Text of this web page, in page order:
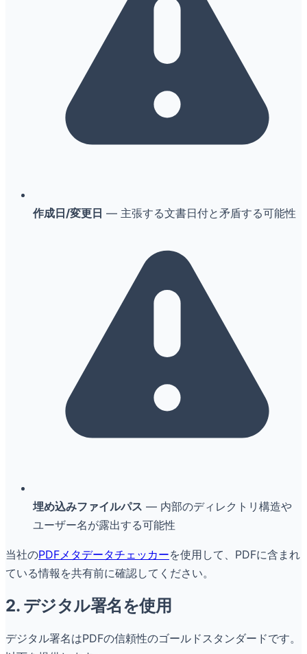
作成日/変更日 — 主張する文書日付と矛盾する可能性
埋め込みファイルパス — 内部のディレクトリ構造や
ユーザー名が露出する可能性
当社のPDFメタデータチェッカーを使用して、PDFに含まれ
ている情報を共有前に確認してください。
2. デジタル署名を使用
デジタル署名はPDFの信頼性のゴールドスタンダードです。